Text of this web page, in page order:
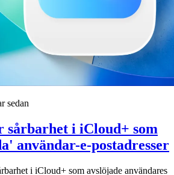
sedan
sårbarhet i iCloud+ som
användar-e-postadresser
i iCloud+ som avslöjade användares